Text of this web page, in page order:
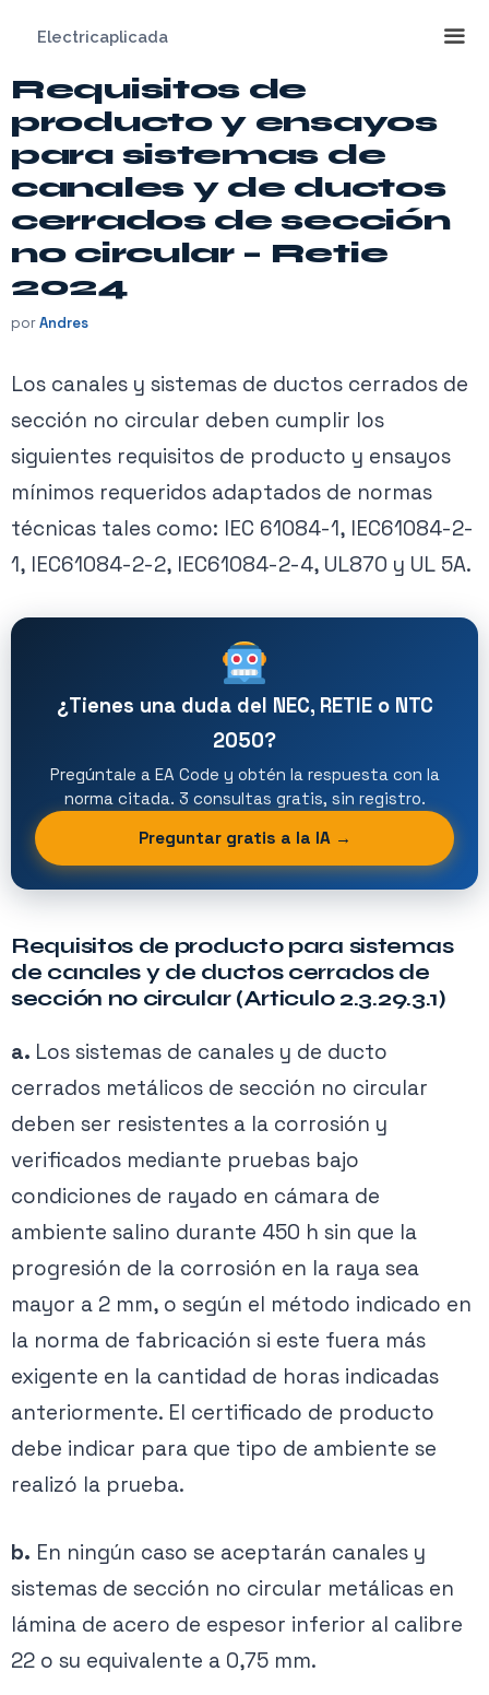
contenido
Electricaplicada
Requisitos de
producto y ensayos
para sistemas de
canales y de ductos
cerrados de sección
no circular – Retie
2024
porAndres
Los canales y sistemas de ductos cerrados de
sección no circular deben cumplir los
siguientes requisitos de producto y ensayos
mínimos requeridos adaptados de normas
técnicas tales como: IEC 61084-1, IEC61084-2-
1, IEC61084-2-2, IEC61084-2-4, UL870 y UL 5A.
¿Tienes una duda del NEC, RETIE o NTC
2050?
Pregúntale a EA Code y obtén la respuesta con la
norma citada. 3 consultas gratis, sin registro.
Preguntar gratis a la IA →
Requisitos de producto para sistemas
de canales y de ductos cerrados de
sección no circular (Articulo 2.3.29.3.1)
a. Los sistemas de canales y de ducto
cerrados metálicos de sección no circular
deben ser resistentes a la corrosión y
verificados mediante pruebas bajo
condiciones de rayado en cámara de
ambiente salino durante 450 h sin que la
progresión de la corrosión en la raya sea
mayor a 2 mm, o según el método indicado en
la norma de fabricación si este fuera más
exigente en la cantidad de horas indicadas
anteriormente. El certificado de producto
debe indicar para que tipo de ambiente se
realizó la prueba.
b. En ningún caso se aceptarán canales y
sistemas de sección no circular metálicas en
lámina de acero de espesor inferior al calibre
22 o su equivalente a 0,75 mm.